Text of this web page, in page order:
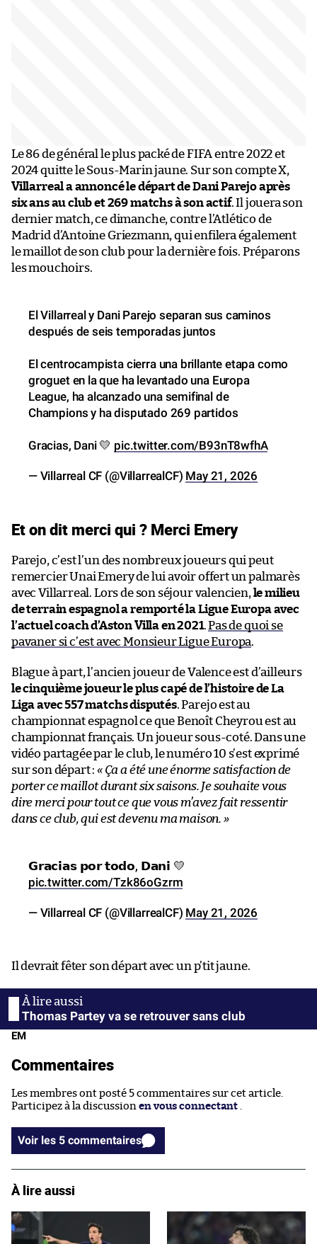
Le 86 de général le plus packé de FIFA entre 2022 et
2024 quitte le Sous-Marin jaune. Sur son compte X,
Villarreal a annoncé le départ de Dani Parejo après
six ans au club et 269 matchs à son actif. Il jouera son
dernier match, ce dimanche, contre l’Atlético de
Madrid d’Antoine Griezmann, qui enfilera également
le maillot de son club pour la dernière fois. Préparons
les mouchoirs.
El Villarreal y Dani Parejo separan sus caminos
después de seis temporadas juntos
El centrocampista cierra una brillante etapa como
groguet en la que ha levantado una Europa
League, ha alcanzado una semifinal de
Champions y ha disputado 269 partidos
Gracias, Dani 💛 pic.twitter.com/B93nT8wfhA
— Villarreal CF (@VillarrealCF) May 21, 2026
Et on dit merci qui ? Merci Emery
Parejo, c’est l’un des nombreux joueurs qui peut
remercier Unai Emery de lui avoir offert un palmarès
avec Villarreal. Lors de son séjour valencien, le milieu
de terrain espagnol a remporté la Ligue Europa avec
l’actuel coach d’Aston Villa en 2021.Pas de quoi se
pavaner si c’est avec Monsieur Ligue Europa.
Blague à part, l’ancien joueur de Valence est d’ailleurs
le cinquième joueur le plus capé de l’histoire de La
Liga avec 557 matchs disputés. Parejo est au
championnat espagnol ce que Benoît Cheyrou est au
championnat français. Un joueur sous-coté. Dans une
vidéo partagée par le club, le numéro 10 s’est exprimé
sur son départ : « Ça a été une énorme satisfaction de
porter ce maillot durant six saisons. Je souhaite vous
dire merci pour tout ce que vous m’avez fait ressentir
dans ce club, qui est devenu ma maison. »
𝗚𝗿𝗮𝗰𝗶𝗮𝘀 𝗽𝗼𝗿 𝘁𝗼𝗱𝗼, 𝗗𝗮𝗻𝗶 💛
pic.twitter.com/Tzk86oGzrm
— Villarreal CF (@VillarrealCF) May 21, 2026
Il devrait fêter son départ avec un p’tit jaune.
Thomas Partey va se retrouver sans club
EM
Commentaires
Les membres ont posté 5 commentaires sur cet article.
Participez à la discussion en vous connectant
Voir les 5 commentaires
À lire aussi